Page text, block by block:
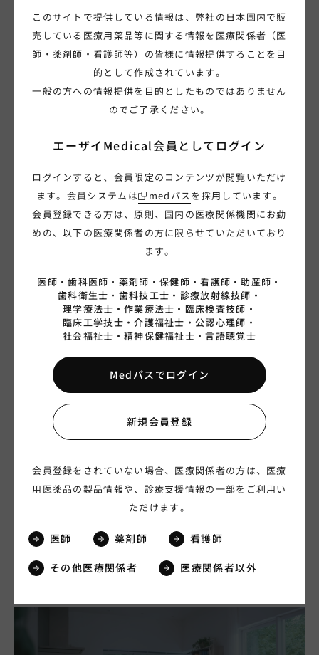
00:00:30
ＭＣＩ「見逃さないで、ＭＣＩ」篇 ３０秒 (字幕
00:00:15
ＭＣＩ「見逃さないで、ＭＣＩ」篇 １５秒（字幕
脳神経・精神
レケンビ
2024.10.25
このサイトで提供している情報は、弊社の日本国内で販
売している医療用薬品等に関する情報を医療関係者（医
師・薬剤師・看護師等）の皆様に情報提供することを目
的として作成されています。
一般の方への情報提供を目的としたものではありません
のでご了承ください。
エーザイMedical会員として ログイン
ログインすると、会員限定のコンテンツが閲覧いただけ
ます。会員システムは
medパスを採用しています。
会員登録できる方は、原則、国内の医療関係機関にお勤
めの、以下の医療関係者の方に限らせていただいており
ます。
医師・歯科医師・ 薬剤師・ 保健師・看護師・助産師・
歯科衛生士・ 歯科技工士・ 診療放射線技師・
理学療法士・ 作業療法士・ 臨床検査技師・
臨床工学技士・介護福祉士・公認心理師・
社会福祉士・ 精神保健福祉士・言語聴覚士
Medパスでログイン
新規会員登録
会員登録をされていない場合、医療関係者の方は、医療
用医薬品の製品情報や、診療支援情報の一部をご利用い
ただけます。
医師 薬剤師 看護師
その他医療関係者 医療関係者以外